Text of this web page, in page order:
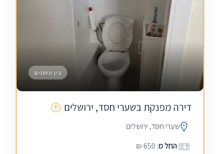
בין הזמנים
דירה מפנקת בשערי חסד, ירושלים
שערי חסד, ירושלים
החל מ: 650 ₪